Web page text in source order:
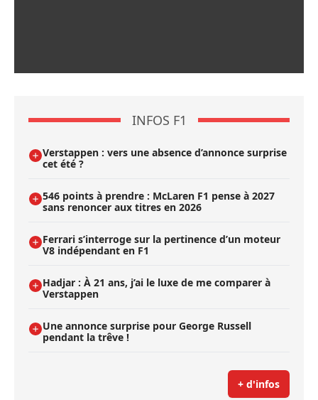
INFOS F1
Verstappen : vers une absence d’annonce surprise
cet été ?
546 points à prendre : McLaren F1 pense à 2027
sans renoncer aux titres en 2026
Ferrari s’interroge sur la pertinence d’un moteur
V8 indépendant en F1
Hadjar : À 21 ans, j’ai le luxe de me comparer à
Verstappen
Une annonce surprise pour George Russell
pendant la trêve !
+ d'infos